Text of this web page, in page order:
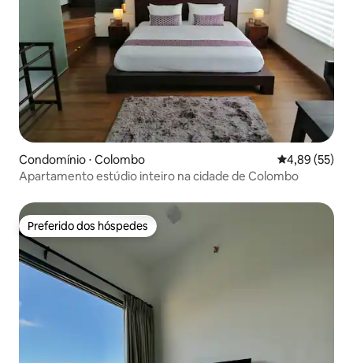
Condomínio ⋅ Colombo 4,89 de uma
4,89 (55)
Apartamento estúdio inteiro na cidade de Colombo
Preferido dos hóspedes
Preferido dos hóspedes